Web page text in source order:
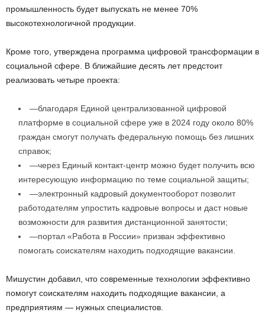
промышленность будет выпускать не менее 70%
высокотехнологичной продукции.
Кроме того, утверждена программа цифровой трансформации в
социальной сфере. В ближайшие десять лет предстоит
реализовать четыре проекта:
—благодаря Единой централизованной цифровой
платформе в социальной сфере уже в 2024 году около 80%
граждан смогут получать федеральную помощь без лишних
справок;
—через Единый контакт-центр можно будет получить всю
интересующую информацию по теме социальной защиты;
—электронный кадровый документооборот позволит
работодателям упростить кадровые вопросы и даст новые
возможности для развития дистанционной занятости;
—портал «Работа в России» призван эффективно
помогать соискателям находить подходящие вакансии.
Мишустин добавил, что современные технологии эффективно
помогут соискателям находить подходящие вакансии, а
предприятиям — нужных специалистов.